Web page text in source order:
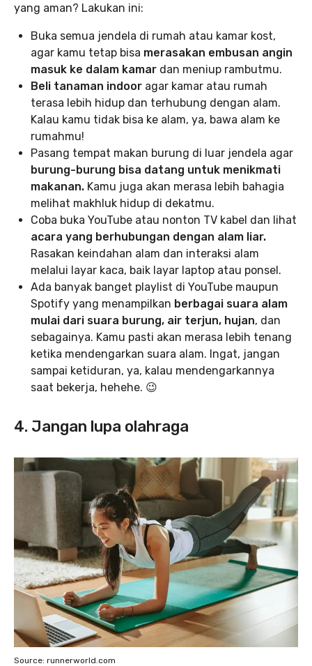
yang aman? Lakukan ini:
Buka semua jendela di rumah atau kamar kost,
agar kamu tetap bisa merasakan embusan angin
masuk ke dalam kamar dan meniup rambutmu.
Beli tanaman indoor agar kamar atau rumah
terasa lebih hidup dan terhubung dengan alam.
Kalau kamu tidak bisa ke alam, ya, bawa alam ke
rumahmu!
Pasang tempat makan burung di luar jendela agar
burung-burung bisa datang untuk menikmati
makanan. Kamu juga akan merasa lebih bahagia
melihat makhluk hidup di dekatmu.
Coba buka YouTube atau nonton TV kabel dan lihat
acara yang berhubungan dengan alam liar.
Rasakan keindahan alam dan interaksi alam
melalui layar kaca, baik layar laptop atau ponsel.
Ada banyak banget playlist di YouTube maupun
Spotify yang menampilkan berbagai suara alam
mulai dari suara burung, air terjun, hujan, dan
sebagainya. Kamu pasti akan merasa lebih tenang
ketika mendengarkan suara alam. Ingat, jangan
sampai ketiduran, ya, kalau mendengarkannya
saat bekerja, hehehe. 😉
4. Jangan lupa olahraga
Source: runnerworld.com